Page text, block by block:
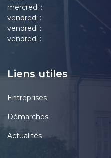
mercredi :
vendredi :
vendredi :
vendredi :
Liens utiles
Entreprises
Démarches
Actualités